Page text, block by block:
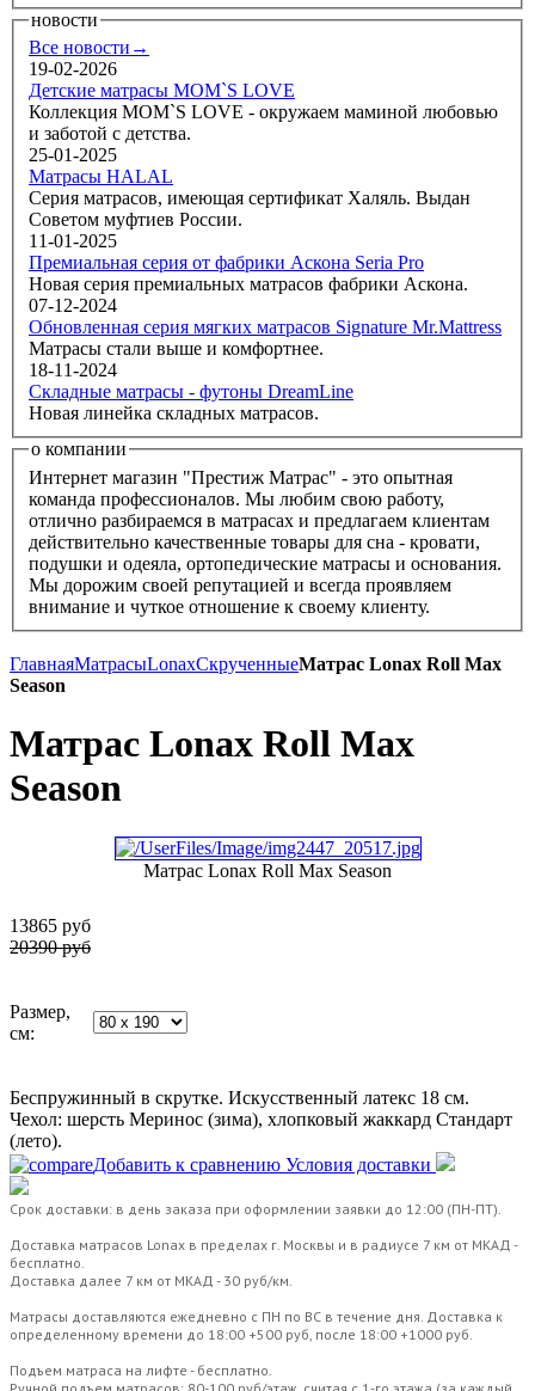
новости
Все новости→
19-02-2026
Детские матрасы MOM`S LOVE
Коллекция MOM`S LOVE - окружаем маминой любовью
и заботой с детства.
25-01-2025
Матрасы HALAL
Серия матрасов, имеющая сертификат Халяль. Выдан
Советом муфтиев России.
11-01-2025
Премиальная серия от фабрики Аскона Seria Pro
Новая серия премиальных матрасов фабрики Аскона.
07-12-2024
Обновленная серия мягких матрасов Signature Mr.Mattress
Матрасы стали выше и комфортнее.
18-11-2024
Складные матрасы - футоны DreamLine
Новая линейка складных матрасов.
о компании
Интернет магазин "Престиж Матрас" - это опытная
команда профессионалов. Мы любим свою работу,
отлично разбираемся в матрасах и предлагаем клиентам
действительно качественные товары для сна - кровати,
подушки и одеяла, ортопедические матрасы и основания.
Мы дорожим своей репутацией и всегда проявляем
внимание и чуткое отношение к своему клиенту.
ГлавнаяМатрасыLonaxСкрученныеМатрас Lonax Roll Max
Season
Матрас Lonax Roll Max
Season
Матрас Lonax Roll Max Season
13865 руб
20390 руб
Размер,
см:
Беспружинный в скрутке. Искусственный латекс 18 см.
Чехол: шерсть Меринос (зима), хлопковый жаккард Стандарт
(лето).
Добавить к сравнению Условия доставки
Срок доставки: в день заказа при оформлении заявки до 12:00 (ПН-ПТ).
Доставка матрасов Lonax в пределах г. Москвы и в радиусе 7 км от МКАД -
бесплатно.
Доставка далее 7 км от МКАД - 30 руб/км.
Матрасы доставляются ежедневно с ПН по ВС в течение дня. Доставка к
определенному времени до 18:00 +500 руб, после 18:00 +1000 руб.
Подъем матраса на лифте - бесплатно.